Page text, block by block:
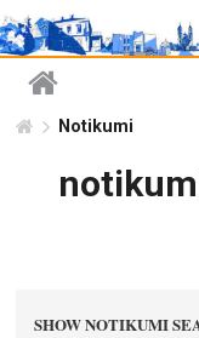
Notikumi
SHOW NOTIKUMI